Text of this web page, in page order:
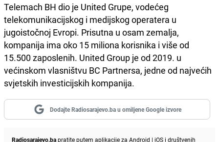
Telemach BH dio je United Grupe, vodećeg
telekomunikacijskog i medijskog operatera u
jugoistočnoj Evropi. Prisutna u osam zemalja,
kompanija ima oko 15 miliona korisnika i više od
15.500 zaposlenih. United Group je od 2019. u
većinskom vlasništvu BC Partnersa, jedne od najvećih
svjetskih investicijskih kompanija.
Dodajte Radiosarajevo.ba u omiljene Google izvore
Radiosarajevo.bapratite putem aplikacije za Android | iOS i društvenih